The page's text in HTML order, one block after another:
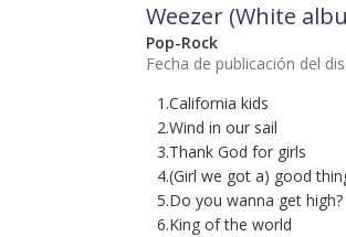
Weezer (White
Pop-Rock
Fecha de publicación del
1.California kids
2.Wind in our sail
3.Thank God for girls
4.(Girl we got a) good
5.Do you wanna get high?
6.King of the world